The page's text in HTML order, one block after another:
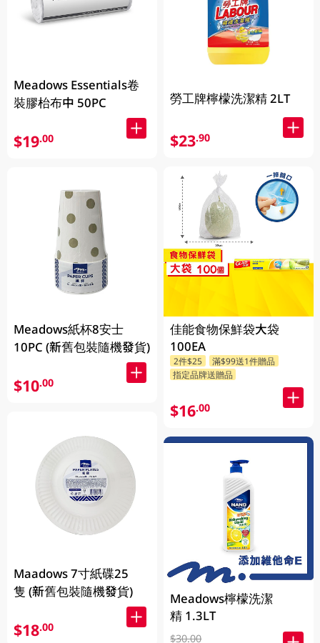
Meadows Essentials卷
裝膠枱布中 50PC
$19.00
Meadows紙杯8安士
10PC (新舊包裝隨機發貨)
$10.00
Maadows 7寸紙碟25
隻 (新舊包裝隨機發貨)
$18.00
勞工牌檸檬洗潔精 2LT
$23.90
佳能食物保鮮袋大袋
100EA
2件$25
滿$99送1件贈品
指定品牌送贈品
$16.00
Meadows檸檬洗潔
精 1.3LT
$30.00